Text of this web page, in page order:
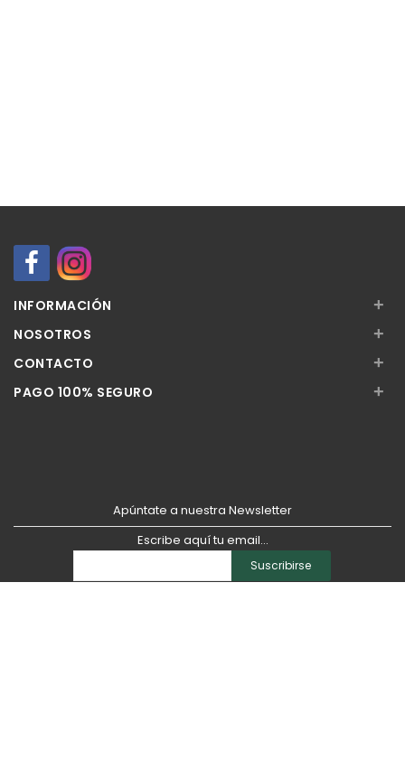
INFORMACIÓN +
NOSOTROS +
CONTACTO +
PAGO 100% SEGURO +
Apúntate a nuestra Newsletter
Escribe aquí tu email...
Suscribirse